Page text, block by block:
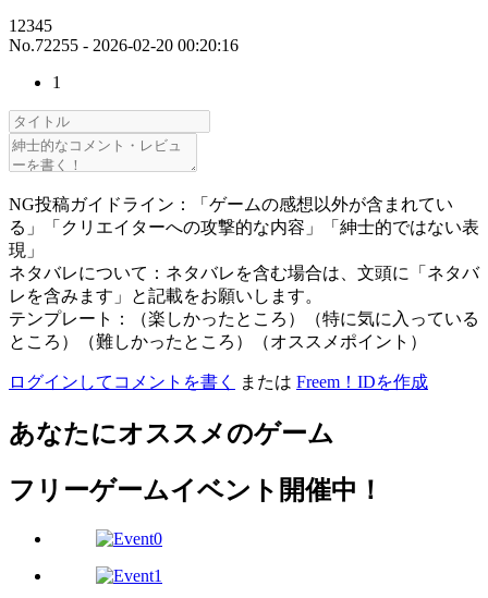
12345
No.72255 - 2026-02-20 00:20:16
1
NG投稿ガイドライン：「ゲームの感想以外が含まれてい
る」「クリエイターへの攻撃的な内容」「紳士的ではない表
現」
ネタバレについて：ネタバレを含む場合は、文頭に「ネタバ
レを含みます」と記載をお願いします。
テンプレート：（楽しかったところ）（特に気に入っている
ところ）（難しかったところ）（オススメポイント）
ログインしてコメントを書く または Freem！IDを作成
あなたにオススメのゲーム
フリーゲームイベント開催中！